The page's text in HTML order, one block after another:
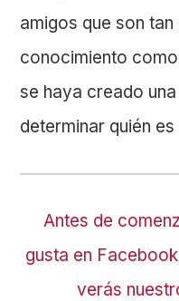
amigos que son
conocimiento
se haya creado
determinar quién
Antes de
gusta en
verás